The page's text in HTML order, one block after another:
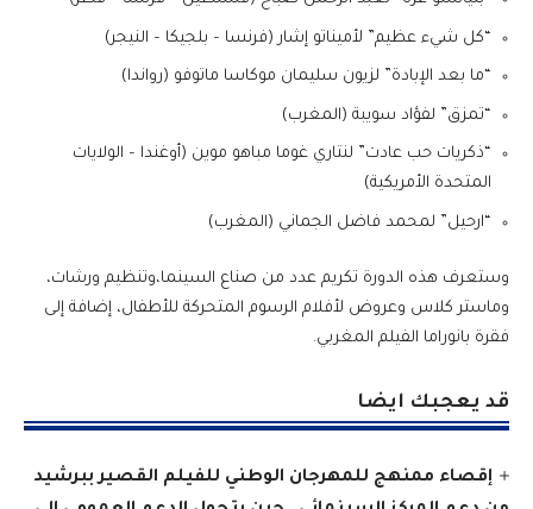
“كل شيء عظيم” لأميناتو إشار (فرنسا – بلجيكا – النيجر)
“ما بعد الإبادة” لزيون سليمان موكاسا ماتوفو (رواندا)
“تمزق” لفؤاد سويبة (المغرب)
“ذكريات حب عادت” لنتاري غوما مباهو موين (أوغندا – الولايات
المتحدة الأمريكية)
“ارحيل” لمحمد فاضل الجماني (المغرب)
وستعرف هذه الدورة تكريم عدد من صناع السينما،وتنظيم ورشات،
وماستر كلاس وعروض لأفلام الرسوم المتحركة للأطفال، إضافة إلى
فقرة بانوراما الفيلم المغربي.
قد يعجبك ايضا
إقصاء ممنهج للمهرجان الوطني للفيلم القصير ببرشيد